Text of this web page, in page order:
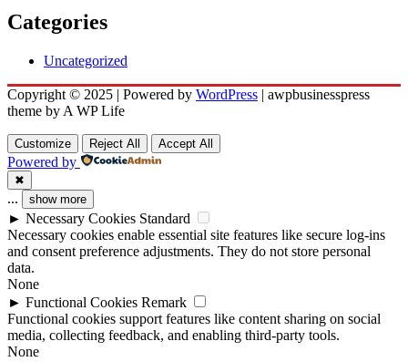
Categories
Uncategorized
Copyright © 2025 | Powered by WordPress | awpbusinesspress
theme by A WP Life
Customize Reject All Accept All
Powered by
✖
... show more
► Necessary Cookies Standard
Necessary cookies enable essential site features like secure log-ins
and consent preference adjustments. They do not store personal
data.
None
► Functional Cookies Remark
Functional cookies support features like content sharing on social
media, collecting feedback, and enabling third-party tools.
None